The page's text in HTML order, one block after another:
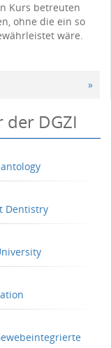
Kurs betreuten
ohne die ein so
wäre.
»
DGZI
Dentistry